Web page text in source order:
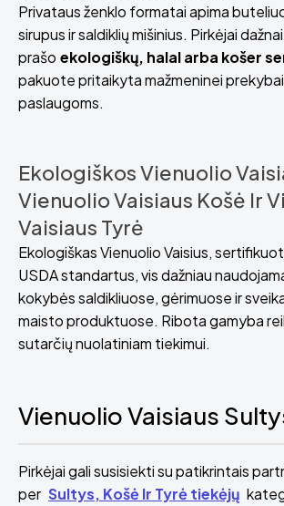
Privataus ženklo formatai apima
sirupus ir saldiklių mišinius. Pirkėjai dažnai
prašo ekologiškų, halal arba košer
pakuote pritaikyta mažmeninei
paslaugoms.
Ekologiškos Vienuolio
Vienuolio Vaisiaus Košė Ir
Vaisiaus Tyrė
Ekologiškas Vienuolio Vaisius,
USDA standartus, vis dažniau
kokybės saldikliuose, gėrimuose ir
maisto produktuose. Ribota gamyba
sutarčių nuolatiniam tiekimui.
Vienuolio Vaisiaus
Pirkėjai gali susisiekti su patikrintais
per Sultys, Košė Ir Tyrė tiekėjų